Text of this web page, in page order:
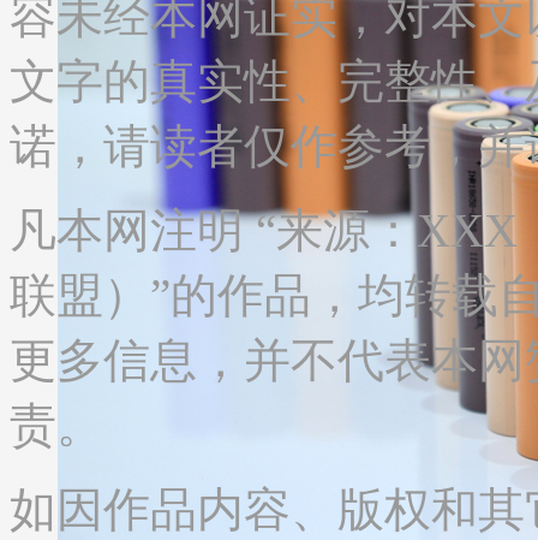
容未经本网证实，对本
文字的真实性、完整性
诺，请读者仅作参考，
凡本网注明 “来源：
联盟）”的作品，均转载
更多信息，并不代表本
责。
如因作品内容、版权和